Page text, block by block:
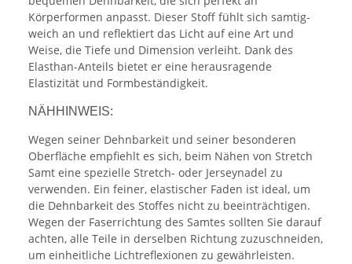
Körperformen anpasst. Dieser Stoff fühlt sich samtig-
weich an und reflektiert das Licht auf eine Art und
Weise, die Tiefe und Dimension verleiht. Dank des
Elasthan-Anteils bietet er eine herausragende
Elastizität und Formbeständigkeit.
NÄHHINWEIS:
Wegen seiner Dehnbarkeit und seiner besonderen
Oberfläche empfiehlt es sich, beim Nähen von Stretch
Samt eine spezielle Stretch- oder Jerseynadel zu
verwenden. Ein feiner, elastischer Faden ist ideal, um
die Dehnbarkeit des Stoffes nicht zu beeinträchtigen.
Wegen der Faserrichtung des Samtes sollten Sie darauf
achten, alle Teile in derselben Richtung zuzuschneiden,
um einheitliche Lichtreflexionen zu gewährleisten.